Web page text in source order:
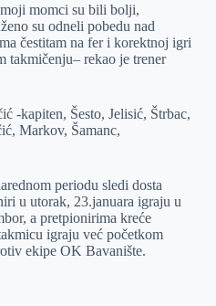
momci su bili bolji,
su odneli pobedu nad
čestitam na fer i korektnoj igri
takmičenju– rekao je trener
-kapiten, Šesto, Jelisić, Štrbac,
Markov, Šamanc,
periodu sledi dosta
u utorak, 23.januara igraju u
a pretpionirima kreće
igraju već početkom
ekipe OK Bavanište.